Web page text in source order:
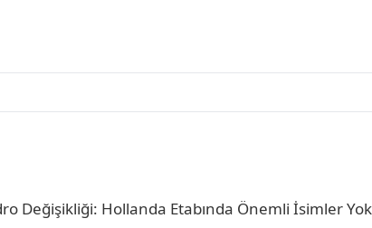
Değişikliği: Hollanda Etabında Önemli İsimler Yok